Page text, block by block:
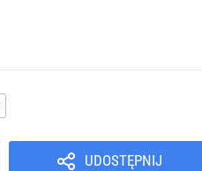
UDOSTĘPNIJ